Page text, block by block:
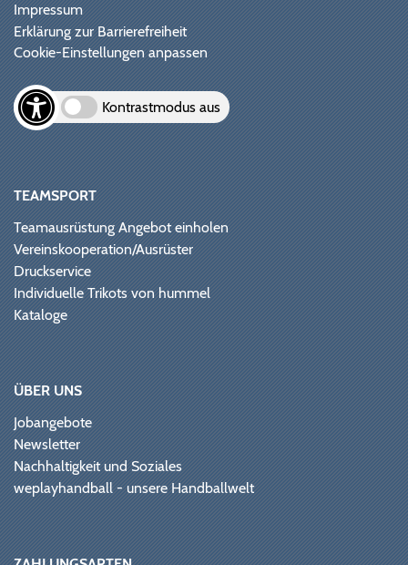
Impressum
Erklärung zur Barrierefreiheit
Cookie-Einstellungen anpassen
Kontrastmodus aus
TEAMSPORT
Teamausrüstung Angebot einholen
Vereinskooperation/Ausrüster
Druckservice
Individuelle Trikots von hummel
Kataloge
ÜBER UNS
Jobangebote
Newsletter
Nachhaltigkeit und Soziales
weplayhandball - unsere Handballwelt